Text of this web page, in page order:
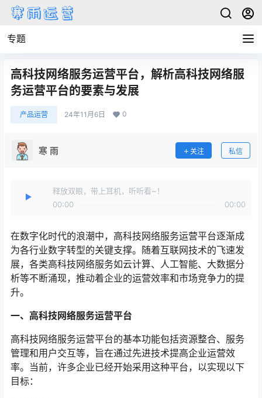
专题
高科技网络服务运营平台，解析高科技网络服
务运营平台的要素与发展
产品运营 24年11月6日 0
寒 雨 关注 私信
释放双眼，带上耳机，听听看~！
00:00
00:00
在数字化时代的浪潮中，高科技网络服务运营平台逐渐成
为各行业数字转型的关键支撑。随着互联网技术的飞速发
展，各类高科技网络服务如云计算、人工智能、大数据分
析等不断涌现，推动着企业的运营效率和市场竞争力的提
升。
一、高科技网络服务运营平台
高科技网络服务运营平台的基本功能包括资源整合、服务
管理和用户交互等，旨在通过先进技术提高企业运营效
率。当前，许多企业已经开始采用这种平台，以实现以下
目标：